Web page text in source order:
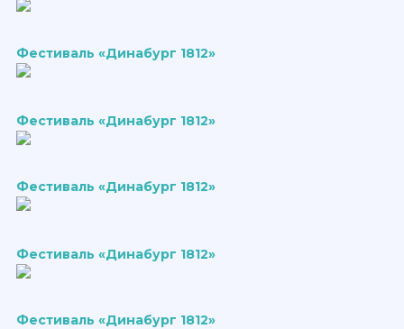
Фестиваль «Динабург 1812»
Фестиваль «Динабург 1812»
Фестиваль «Динабург 1812»
Фестиваль «Динабург 1812»
Фестиваль «Динабург 1812»